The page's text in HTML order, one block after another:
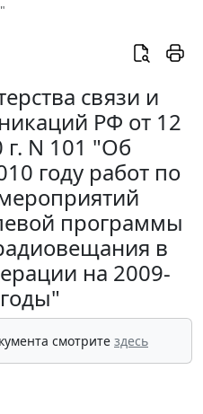
связи и
РФ от 12
г. N 101 "Об
году работ по
программы
в
на 2009-
смотрите здесь